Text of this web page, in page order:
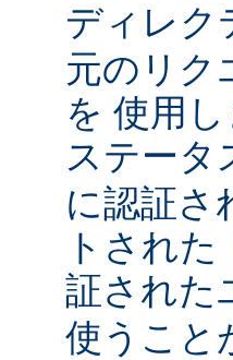
ディレク
元のリク
を 使用
ステー
に認証さ
トされ
証された
使うこと